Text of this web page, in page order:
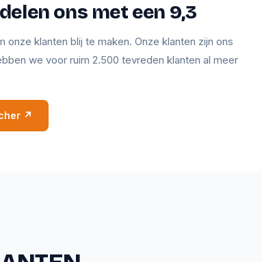
ons met een 9,3
klanten blij te maken. Onze klanten zijn ons
we voor ruim 2.500 tevreden klanten al meer
↗